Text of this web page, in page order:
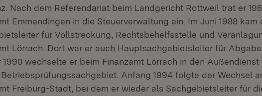
Nach dem Referendariat beim Landgericht Rottweil trat er
Emmendingen in die Steuerverwaltung ein. Im Juni 1988 kam
für Vollstreckung, Rechtsbehelfsstelle und
Lörrach. Dort war er auch Hauptsachgebietsleiter für
1990 wechselte er beim Finanzamt Lörrach in den
Anfang 1994 folgte der Wechsel
Freiburg-Stadt, bei dem er wieder als Sachgebietsleiter für